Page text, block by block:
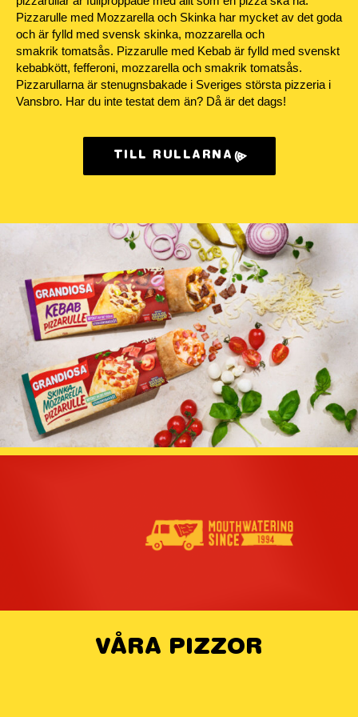
Pizzarulle med Mozzarella och Skinka har mycket av det goda
och är fylld med svensk skinka, mozzarella och
smakrik tomatsås. Pizzarulle med Kebab är fylld med svenskt
kebabkött, fefferoni, mozzarella och smakrik tomatsås.
Pizzarullarna är stenugnsbakade i Sveriges största pizzeria i
Vansbro. Har du inte testat dem än? Då är det dags!
TILL RULLARNA
VÅRA PIZZOR